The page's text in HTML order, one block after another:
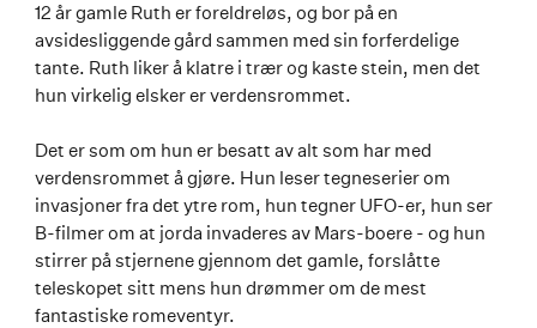
12 år gamle Ruth er foreldreløs, og bor på en
avsidesliggende gård sammen med sin forferdelige
tante. Ruth liker å klatre i trær og kaste stein, men det
hun virkelig elsker er verdensrommet.
Det er som om hun er besatt av alt som har med
verdensrommet å gjøre. Hun leser tegneserier om
invasjoner fra det ytre rom, hun tegner UFO-er, hun ser
B-filmer om at jorda invaderes av Mars-boere - og hun
stirrer på stjernene gjennom det gamle, forslåtte
teleskopet sitt mens hun drømmer om de mest
fantastiske romeventyr.